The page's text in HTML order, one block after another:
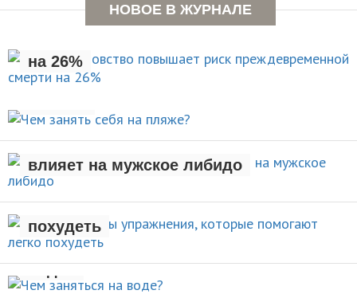
НОВОЕ В ЖУРНАЛЕ
Раннее отцовство повышает
на 26%
Чем занять себя на
АКТИВНЫЙ ОТДЫХ
Рождение ребенка негативно
влияет на мужское либидо
НОВОСТИ
Стали известны упражнения,
которые помогают легко
похудеть
НОВОСТИ
Чем заняться на
воде?
Кому нельзя делать упражнения